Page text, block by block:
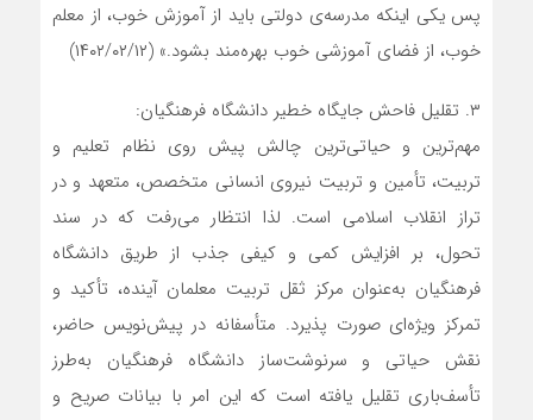
پس یکی اینکه مدرسه‌ی دولتی باید از آموزش خوب، از معلم
خوب، از فضای آموزشی خوب بهره‌مند بشود.» (۱۴۰۲/۰۲/۱۲)
۳. تقلیل فاحش جایگاه خطیر دانشگاه فرهنگیان:
مهم‌ترین و حیاتی‌ترین چالش پیش روی نظام تعلیم و
تربیت، تأمین و تربیت نیروی انسانی متخصص، متعهد و در
تراز انقلاب اسلامی است. لذا انتظار می‌رفت که در سند
تحول، بر افزایش کمی و کیفی جذب از طریق دانشگاه
فرهنگیان به‌عنوان مرکز ثقل تربیت معلمان آینده، تأکید و
تمرکز ویژه‌ای صورت پذیرد. متأسفانه در پیش‌نویس حاضر،
نقش حیاتی و سرنوشت‌ساز دانشگاه فرهنگیان به‌طرز
تأسف‌باری تقلیل یافته است که این امر با بیانات صریح و